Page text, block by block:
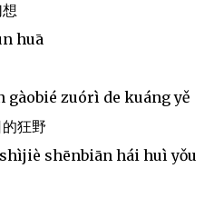
huā
zuórì de kuáng yě
狂野
shēnbiān hái huì yǒu